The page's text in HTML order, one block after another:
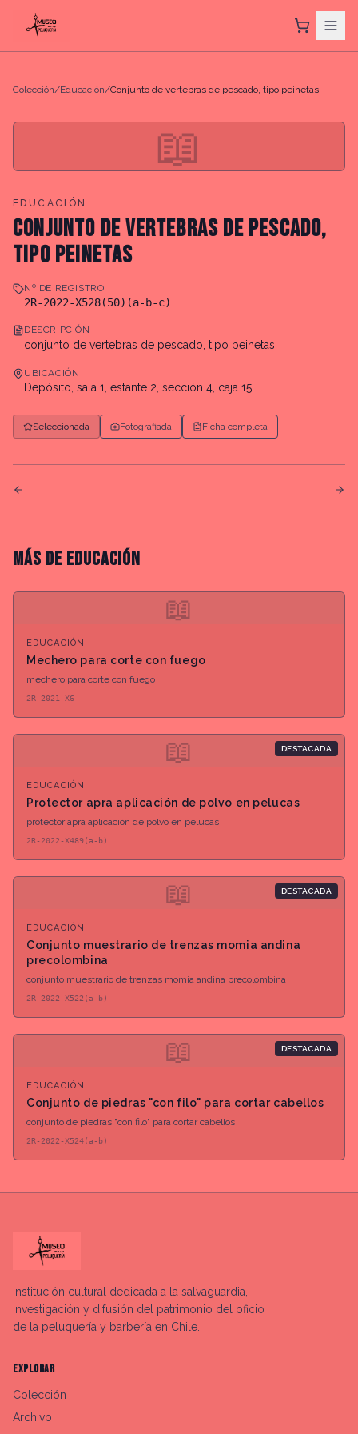
Colección/Educación/Conjunto de vertebras de pescado, tipo peinetas
📖
EDUCACIÓN
CONJUNTO DE VERTEBRAS DE PESCADO,
TIPO PEINETAS
Nº DE REGISTRO
2R-2022-X528(50)(a-b-c)
DESCRIPCIÓN
conjunto de vertebras de pescado, tipo peinetas
UBICACIÓN
Depósito, sala 1, estante 2, sección 4, caja 15
Seleccionada Fotografiada Ficha completa
MÁS DE EDUCACIÓN
📖
EDUCACIÓN
Mechero para corte con fuego
mechero para corte con fuego
2R-2021-X6
📖 DESTACADA
EDUCACIÓN
Protector apra aplicación de polvo en pelucas
protector apra aplicación de polvo en pelucas
2R-2022-X489(a-b)
📖 DESTACADA
EDUCACIÓN
Conjunto muestrario de trenzas momia andina
precolombina
conjunto muestrario de trenzas momia andina precolombina
2R-2022-X522(a-b)
📖 DESTACADA
EDUCACIÓN
Conjunto de piedras "con filo" para cortar cabellos
conjunto de piedras "con filo" para cortar cabellos
2R-2022-X524(a-b)
Institución cultural dedicada a la salvaguardia,
investigación y difusión del patrimonio del oficio
de la peluquería y barbería en Chile.
EXPLORAR
Colección
Archivo